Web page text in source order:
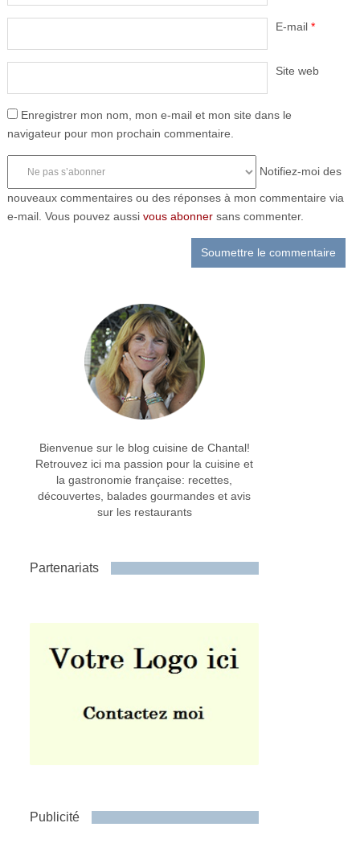
E-mail *
Site web
Enregistrer mon nom, mon e-mail et mon site dans le
navigateur pour mon prochain commentaire.
Notifiez-moi des
nouveaux commentaires ou des réponses à mon commentaire via
e-mail. Vous pouvez aussi vous abonnersans commenter.
Bienvenue sur le blog cuisine de Chantal!
Retrouvez ici ma passion pour la cuisine et
la gastronomie française: recettes,
découvertes, balades gourmandes et avis
sur les restaurants
Partenariats
Publicité